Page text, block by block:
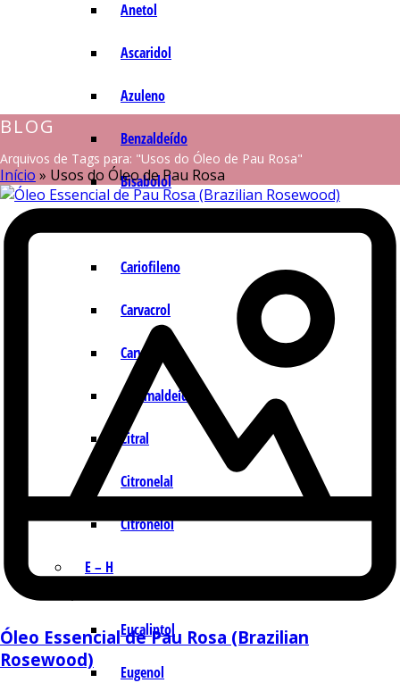
Anetol
Ascaridol
Azuleno
Benzaldeído
Bisabolol
Cariofileno
Carvacrol
Carvona
Cinamaldeído
Citral
Citronelal
Citronelol
E – H
Eucaliptol
Eugenol
BLOG
Arquivos de Tags para: "Usos do Óleo de Pau Rosa"
Início » Usos do Óleo de Pau Rosa
Óleo Essencial de Pau Rosa (Brazilian
Rosewood)